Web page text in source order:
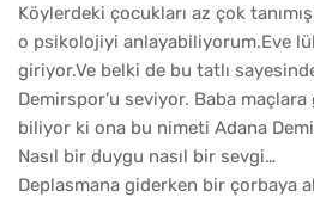
Köylerdeki çocukları az çok
o psikolojiyi anlayabiliyorum.Eve
giriyor.Ve belki de bu tatlı
Demirspor’u seviyor. Baba
biliyor ki ona bu nimeti Adana
Nasıl bir duygu nasıl bir sevgi…
Deplasmana giderken bir çorbaya